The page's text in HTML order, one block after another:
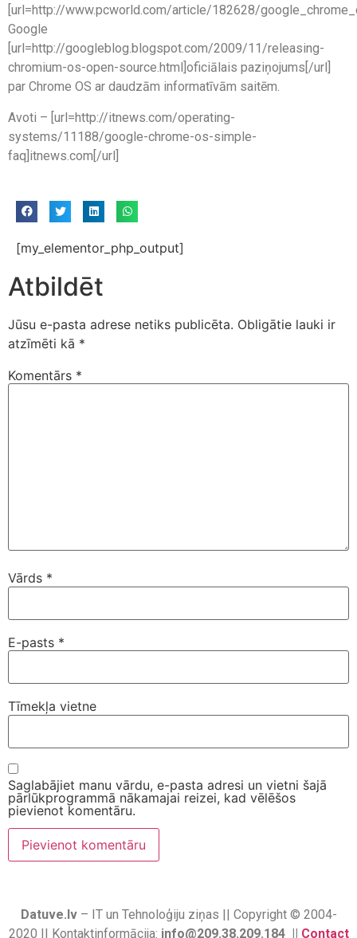
[url=http://www.pcworld.com/article/182628/
Google
[url=http://googleblog.blogspot.com/2009/11/releasing-
chromium-os-open-source.html]oficiālais paziņojums[/url]
par Chrome OS ar daudzām informatīvām saitēm.
Avoti – [url=http://itnews.com/operating-
systems/11188/google-chrome-os-simple-
faq]itnews.com[/url]
[my_elementor_php_output]
Atbildēt
Jūsu e-pasta adrese netiks publicēta. Obligātie lauki ir
atzīmēti kā *
Komentārs *
Vārds *
E-pasts *
Tīmekļa vietne
Saglabājiet manu vārdu, e-pasta adresi un vietni šajā
pārlūkprogrammā nākamajai reizei, kad vēlēšos
pievienot komentāru.
Datuve.lv– IT un Tehnoloģiju ziņas || Copyright © 2004-
2020 || Kontaktinformācija: info@209.38.209.184 || Contact